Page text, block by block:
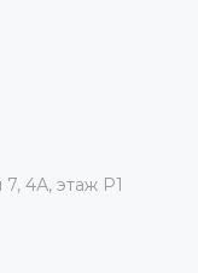
4А, этаж Р1